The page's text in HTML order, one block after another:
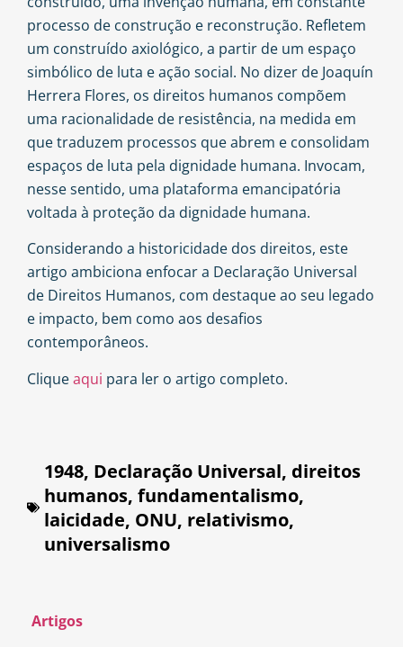
processo de construção e reconstrução. Refletem
um construído axiológico, a partir de um espaço
simbólico de luta e ação social. No dizer de Joaquín
Herrera Flores, os direitos humanos compõem
uma racionalidade de resistência, na medida em
que traduzem processos que abrem e consolidam
espaços de luta pela dignidade humana. Invocam,
nesse sentido, uma plataforma emancipatória
voltada à proteção da dignidade humana.
Considerando a historicidade dos direitos, este
artigo ambiciona enfocar a Declaração Universal
de Direitos Humanos, com destaque ao seu legado
e impacto, bem como aos desafios
contemporâneos.
Cliqueaqui para ler o artigo completo.
1948, Declaração Universal, direitos
humanos, fundamentalismo,
laicidade, ONU, relativismo,
universalismo
Artigos